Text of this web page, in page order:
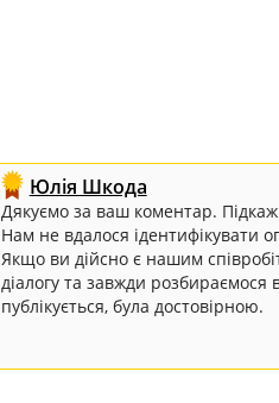
Юлія Шкода
Дякуємо за ваш коментар.
Нам не вдалося ідентифікувати
Якщо ви дійсно є нашим
діалогу та завжди
публікується, була достовірною.